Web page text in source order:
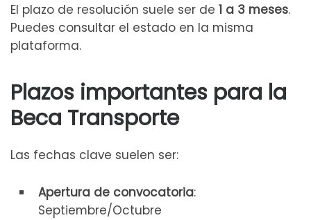
El plazo de resolución suele ser de 1 a 3 meses.
Puedes consultar el estado en la misma
plataforma.
Plazos importantes para la
Beca Transporte
Las fechas clave suelen ser:
Apertura de convocatoria:
Septiembre/Octubre